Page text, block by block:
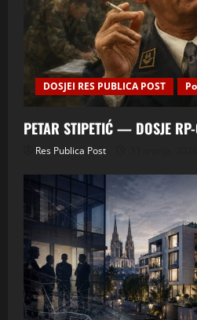
DOSJEI RES PUBLICA POST
PETAR STIPETIĆ — DOSJE
Res Publica Post